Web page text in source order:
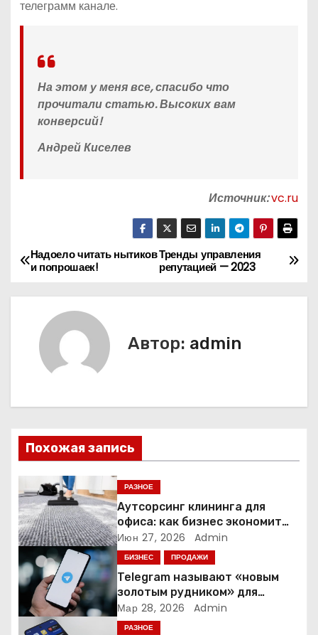
телеграмм канале.
На этом у меня все, спасибо что
прочитали статью. Высоких вам
конверсий!
Андрей Киселев
Источник:vc.ru
Н
а
а
ц
и
я
п
о
з
а
Тренды управления
репутацией — 2023
Надоело читать нытиков
и попрошаек!
Автор: admin
Похожая запись
РАЗНОЕ
Аутсорсинг клининга для
офиса: как бизнес экономит
время и деньги на уборке
Июн 27, 2026 Admin
БИЗНЕС ПРОДАЖИ
Telegram называют «новым
золотым рудником» для
креаторов: как блогеры
создают онлайн-бизнес
Мар 28, 2026 Admin
РАЗНОЕ